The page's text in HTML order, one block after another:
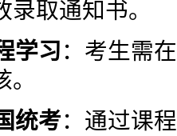
录取通知书。
学习 ：考生需
统考：通过课